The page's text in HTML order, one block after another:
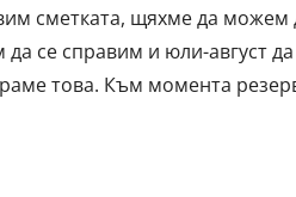
сметката, щяхме да
се справим и юли-август
това. Към момента